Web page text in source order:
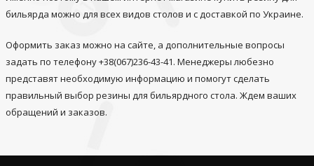
бильярда можно для всех видов столов и с доставкой по Украине.
Оформить заказ можно на сайте, а дополнительные вопросы
задать по телефону +38(067)236-43-41. Менеджеры любезно
представят необходимую информацию и помогут сделать
правильный выбор резины для бильярдного стола. Ждем ваших
обращений и заказов.